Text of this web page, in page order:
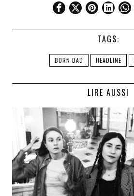
TAGS:
BORN BAD HEADLINE
LIRE AUSSI